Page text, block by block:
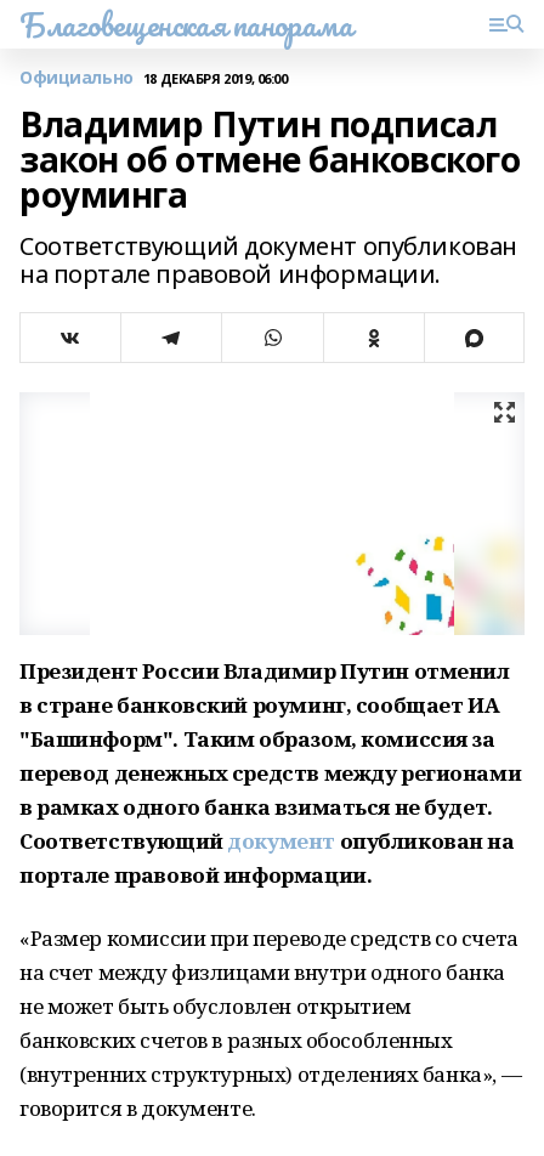
Благовещенская панорама
Официально 18 ДЕКАБРЯ 2019, 06:00
Владимир Путин подписал
закон об отмене банковского
роуминга
Соответствующий документ опубликован
на портале правовой информации.
Президент России Владимир Путин отменил
в стране банковский роуминг, сообщает ИА
"Башинформ". Таким образом, комиссия за
перевод денежных средств между регионами
в рамках одного банка взиматься не будет.
Соответствующийдокумент опубликован на
портале правовой информации.
«Размер комиссии при переводе средств со счета
на счет между физлицами внутри одного банка
не может быть обусловлен открытием
банковских счетов в разных обособленных
(внутренних структурных) отделениях банка», —
говорится в документе.